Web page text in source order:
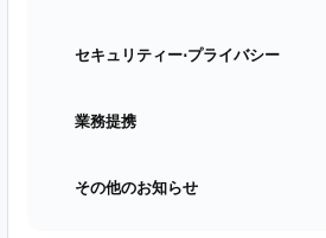
セキュリティー⋅プライバシー
業務提携
その他のお知らせ